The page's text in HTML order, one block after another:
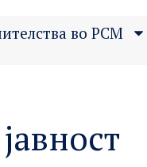
во РСМ